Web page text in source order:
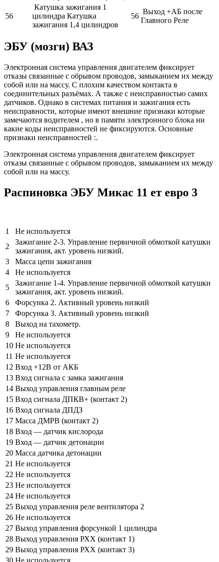
56
Катушка зажигания 1
цилиндра Катушка
зажигания 1,4 цилиндров
56
Выход +АБ после
Главного Реле
ЭБУ (мозги) ВАЗ
Электронная система управления двигателем фиксирует
отказы связанные с обрывом проводов, замыканием их между
собой или на массу. С плохим качеством контакта в
соединительных разъёмах. А также с неисправностью самих
датчиков. Однако в системах питания и зажигания есть
неисправности, которые имеют внешние признаки которые
замечаются водителем , но в памяти электронного блока ни
какие коды неисправностей не фиксируются. Основные
признаки неисправностей :.
Электронная система управления двигателем фиксирует
отказы связанные с обрывом проводов, замыканием их между
собой или на массу.
Распиновка ЭБУ Микас 11 ет евро 3
1
Не используется
2
Зажигание 2-3. Управление первичной обмоткой катушки
зажигания, акт. уровень низкий.
3
Масса цепи зажигания
4
Не используется
5
Зажигание 1-4. Управление первичной обмоткой катушки
зажигания, акт. уровень низкий.
6
Форсунка 2. Активный уровень низкий
7
Форсунка 3. Активный уровень низкий
8
Выход на тахометр.
9
Не используется
10 Не используется
11 Не используется
12 Вход +12В от АКБ
13 Вход сигнала с замка зажигания
14 Выход управления главным реле
15 Вход сигнала ДПКВ+ (контакт 2)
16 Вход сигнала ДПДЗ
17 Масса ДМРВ (контакт 2)
18 Вход — датчик кислорода
19 Вход — датчик детонации
20 Масса датчика детонации
21 Не используется
22 Не используется
23 Не используется
24 Не используется
25 Выход управления реле вентилятора 2
26 Не используется
27 Выход управления форсункой 1 цилиндра
28 Выход управления РХХ (контакт 1)
29 Выход управления РХХ (контакт 3)